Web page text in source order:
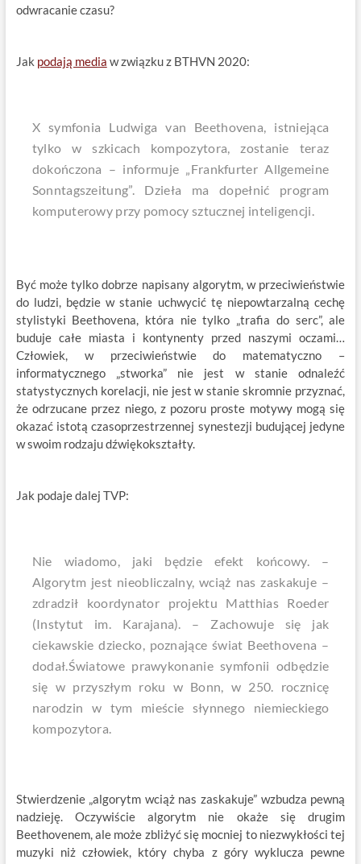
odwracanie czasu?
Jak podają media w związku z BTHVN 2020:
X symfonia Ludwiga van Beethovena, istniejąca
tylko w szkicach kompozytora, zostanie teraz
dokończona – informuje „Frankfurter Allgemeine
Sonntagszeitung”. Dzieła ma dopełnić program
komputerowy przy pomocy sztucznej inteligencji.
Być może tylko dobrze napisany algorytm, w przeciwieństwie
do ludzi, będzie w stanie uchwycić tę niepowtarzalną cechę
stylistyki Beethovena, która nie tylko „trafia do serc”, ale
buduje całe miasta i kontynenty przed naszymi oczami…
Człowiek, w przeciwieństwie do matematyczno –
informatycznego „stworka” nie jest w stanie odnaleźć
statystycznych korelacji, nie jest w stanie skromnie przyznać,
że odrzucane przez niego, z pozoru proste motywy mogą się
okazać istotą czasoprzestrzennej synestezji budującej jedyne
w swoim rodzaju dźwiękokształty.
Jak podaje dalej TVP:
Nie wiadomo, jaki będzie efekt końcowy. –
Algorytm jest nieobliczalny, wciąż nas zaskakuje –
zdradził koordynator projektu Matthias Roeder
(Instytut im. Karajana). – Zachowuje się jak
ciekawskie dziecko, poznające świat Beethovena –
dodał.Światowe prawykonanie symfonii odbędzie
się w przyszłym roku w Bonn, w 250. rocznicę
narodzin w tym mieście słynnego niemieckiego
kompozytora.
Stwierdzenie „algorytm wciąż nas zaskakuje” wzbudza pewną
nadzieję. Oczywiście algorytm nie okaże się drugim
Beethovenem, ale może zbliżyć się mocniej to niezwykłości tej
muzyki niż człowiek, który chyba z góry wyklucza pewne